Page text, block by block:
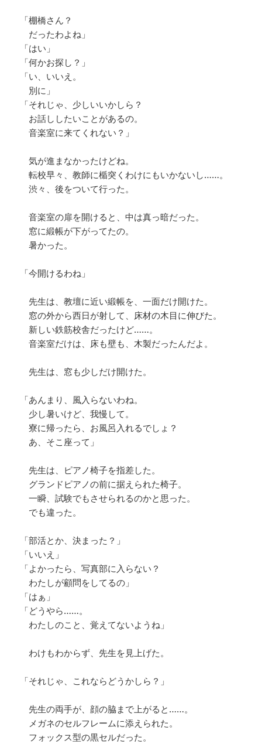
「棚橋さん？
だったわよね」
「はい」
「何かお探し？」
「い、いいえ。
別に」
「それじゃ、少しいいかしら？
お話ししたいことがあるの。
音楽室に来てくれない？」
気が進まなかったけどね。
転校早々、教師に楯突くわけにもいかないし……。
渋々、後をついて行った。
音楽室の扉を開けると、中は真っ暗だった。
窓に緞帳が下がってたの。
暑かった。
「今開けるわね」
先生は、教壇に近い緞帳を、一面だけ開けた。
窓の外から西日が射して、床材の木目に伸びた。
新しい鉄筋校舎だったけど……。
音楽室だけは、床も壁も、木製だったんだよ。
先生は、窓も少しだけ開けた。
「あんまり、風入らないわね。
少し暑いけど、我慢して。
寮に帰ったら、お風呂入れるでしょ？
あ、そこ座って」
先生は、ピアノ椅子を指差した。
グランドピアノの前に据えられた椅子。
一瞬、試験でもさせられるのかと思った。
でも違った。
「部活とか、決まった？」
「いいえ」
「よかったら、写真部に入らない？
わたしが顧問をしてるの」
「はぁ」
「どうやら……。
わたしのこと、覚えてないようね」
わけもわからず、先生を見上げた。
「それじゃ、これならどうかしら？」
先生の両手が、顔の脇まで上がると……。
メガネのセルフレームに添えられた。
フォックス型の黒セルだった。